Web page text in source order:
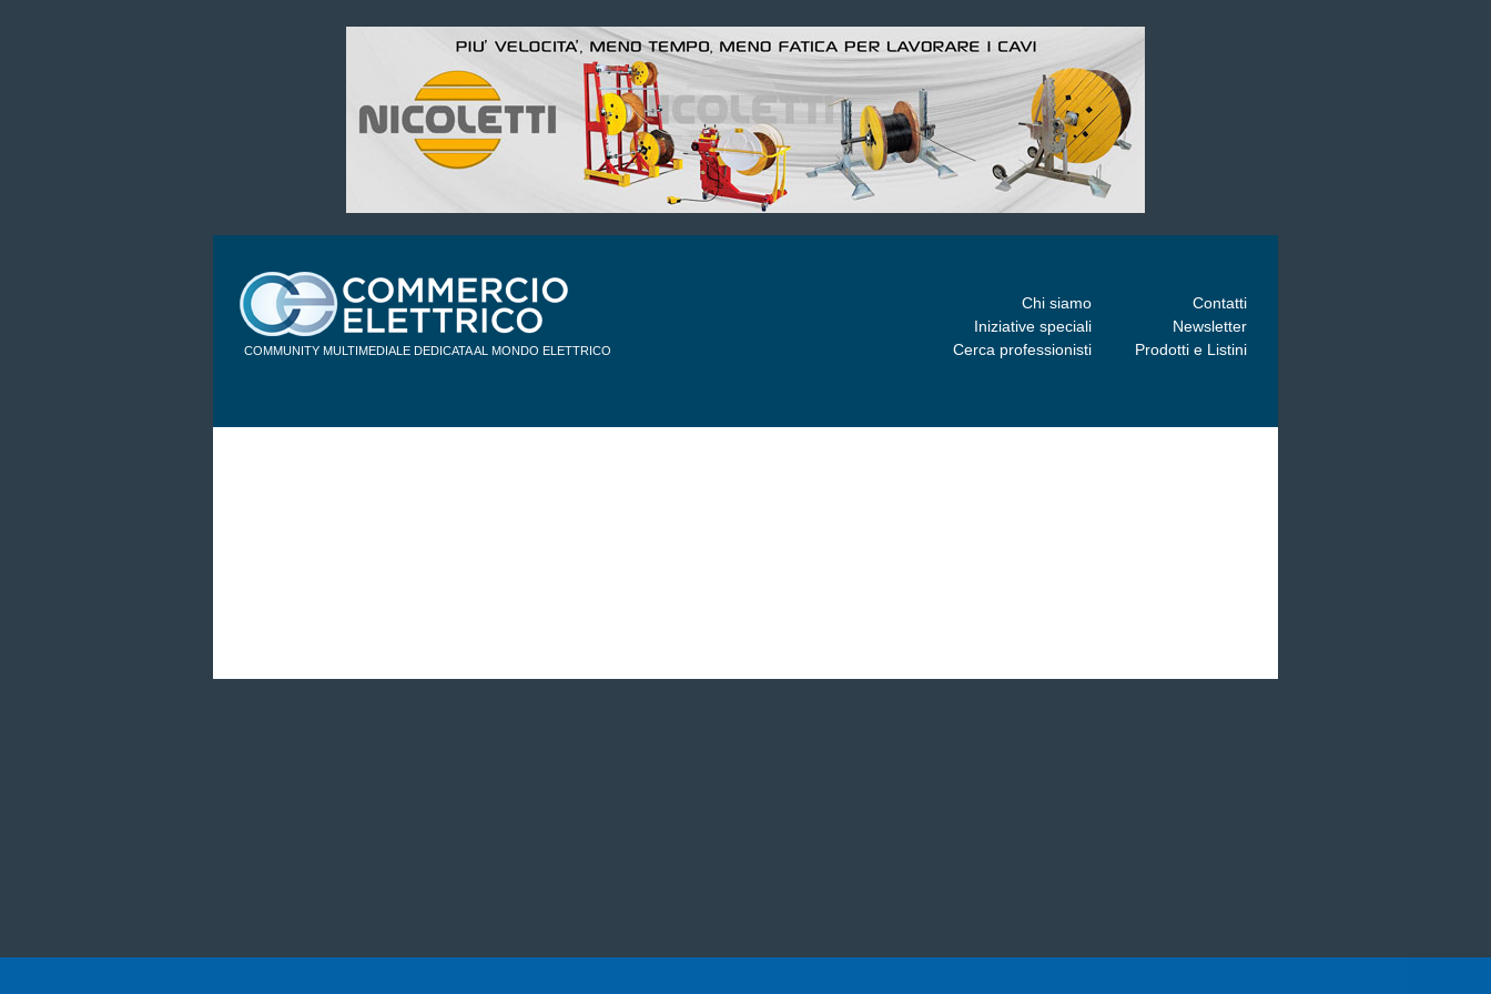
COMMUNITY MULTIMEDIALE DEDICATA AL MONDO ELETTRICO
Chi siamo
Contatti
Iniziative speciali
Newsletter
Cerca professionisti
Prodotti e Listini